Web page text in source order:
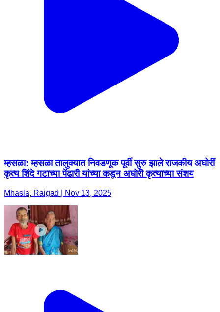
म्हसळा: म्हसळा तालुक्यात निवडणूक पूर्वी सुरु झाले राजकीय अघोरीं
कृत्य शिंदे गटाच्या पेंढारी यांच्या कडून अघोरी कृत्याच्या संशय
Mhasla, Raigad | Nov 13, 2025